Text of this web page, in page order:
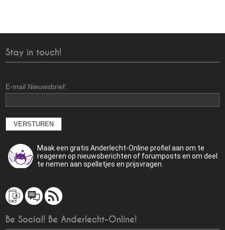
Stay in touch!
E-mail Nieuwsbrief:
Maak een gratis Anderlecht-Online profiel aan om te
reageren op nieuwsberichten of forumposts en om deel
te nemen aan spelletjes en prijsvragen.
Be Social! Be Anderlecht-Online!